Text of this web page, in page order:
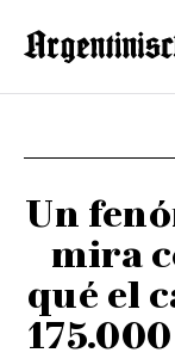
Un
mira
qué el